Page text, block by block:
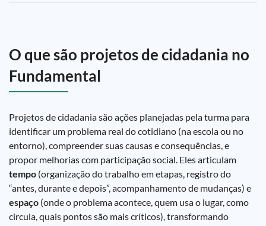
O que são projetos de cidadania no
Fundamental
Projetos de cidadania são ações planejadas pela turma para
identificar um problema real do cotidiano (na escola ou no
entorno), compreender suas causas e consequências, e
propor melhorias com participação social. Eles articulam
tempo (organização do trabalho em etapas, registro do
“antes, durante e depois”, acompanhamento de mudanças) e
espaço (onde o problema acontece, quem usa o lugar, como
circula, quais pontos são mais críticos), transformando